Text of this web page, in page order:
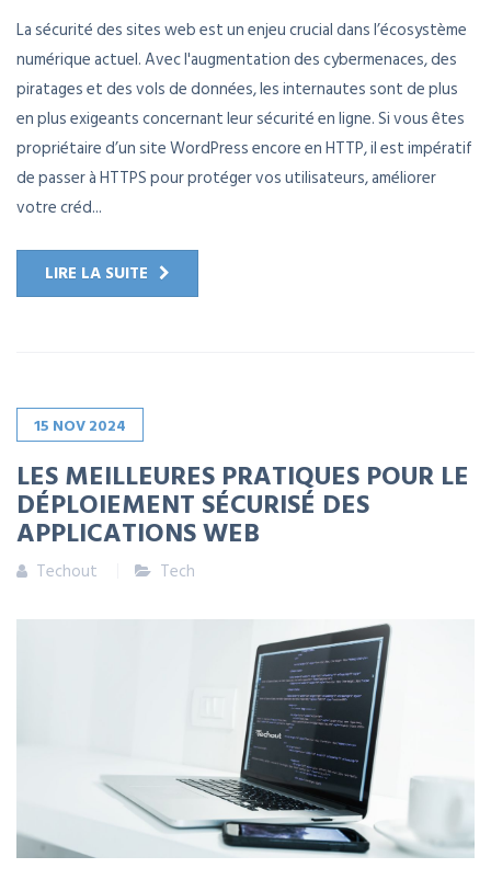
La sécurité des sites web est un enjeu crucial dans l’écosystème
numérique actuel. Avec l'augmentation des cybermenaces, des
piratages et des vols de données, les internautes sont de plus
en plus exigeants concernant leur sécurité en ligne. Si vous êtes
propriétaire d’un site WordPress encore en HTTP, il est impératif
de passer à HTTPS pour protéger vos utilisateurs, améliorer
votre créd...
LIRE LA SUITE
15 NOV2024
LES MEILLEURES PRATIQUES POUR LE
DÉPLOIEMENT SÉCURISÉ DES
APPLICATIONS WEB
Techout Tech